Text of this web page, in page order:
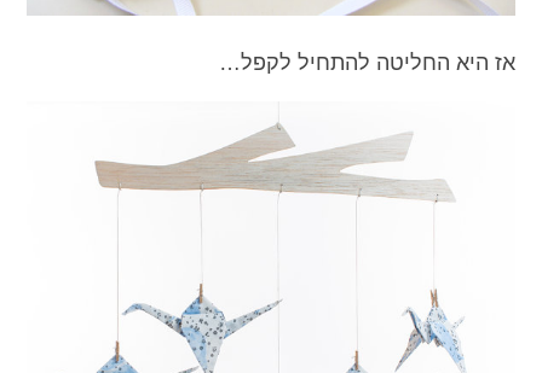
אז היא החליטה להתחיל לקפל…